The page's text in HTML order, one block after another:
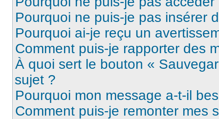
Pourquoi ne puis-je pas insérer
Pourquoi ai-je reçu un
Comment puis-je rapporter des
À quoi sert le bouton «
sujet ?
Pourquoi mon message a-t-il
Comment puis-je remonter mes